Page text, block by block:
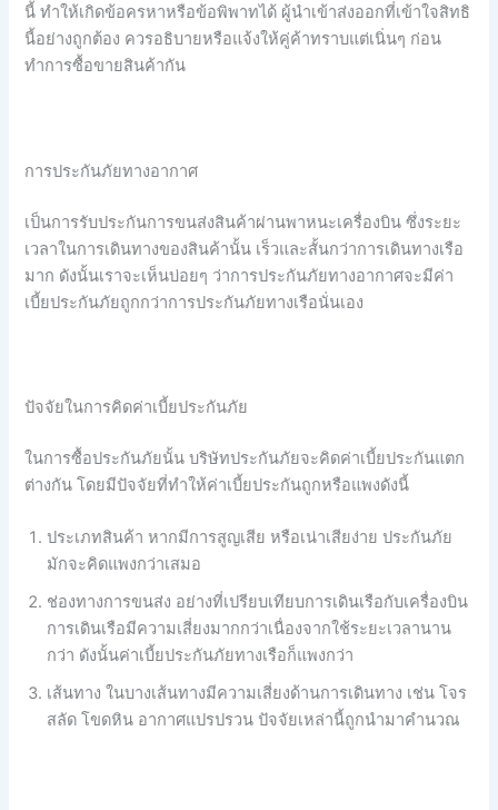
นี้ ทำให้เกิดข้อครหาหรือข้อพิพาทได้ ผู้นำเข้าส่งออกที่เข้าใจสิทธิ
นี้อย่างถูกต้อง ควรอธิบายหรือแจ้งให้คู่ค้าทราบแต่เนิ่นๆ ก่อน
ทำการซื้อขายสินค้ากัน
การประกันภัยทางอากาศ
เป็นการรับประกันการขนส่งสินค้าผ่านพาหนะเครื่องบิน ซึ่งระยะ
เวลาในการเดินทางของสินค้านั้น เร็วและสั้นกว่าการเดินทางเรือ
มาก ดังนั้นเราจะเห็นบ่อยๆ ว่าการประกันภัยทางอากาศจะมีค่า
เบี้ยประกันภัยถูกกว่าการประกันภัยทางเรือนั่นเอง
ปัจจัยในการคิดค่าเบี้ยประกันภัย
ในการซื้อประกันภัยนั้น บริษัทประกันภัยจะคิดค่าเบี้ยประกันแตก
ต่างกัน โดยมีปัจจัยที่ทำให้ค่าเบี้ยประกันถูกหรือแพงดังนี้
ประเภทสินค้า หากมีการสูญเสีย หรือเน่าเสียง่าย ประกันภัย
มักจะคิดแพงกว่าเสมอ
ช่องทางการขนส่ง อย่างที่เปรียบเทียบการเดินเรือกับเครื่องบิน
การเดินเรือมีความเสี่ยงมากกว่าเนื่องจากใช้ระยะเวลานาน
กว่า ดังนั้นค่าเบี้ยประกันภัยทางเรือก็แพงกว่า
เส้นทาง ในบางเส้นทางมีความเสี่ยงด้านการเดินทาง เช่น โจร
สลัด โขดหิน อากาศแปรปรวน ปัจจัยเหล่านี้ถูกนำมาคำนวณ